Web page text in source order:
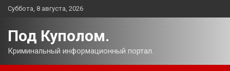
Перейти
Суббота, 8 августа, 2026
Под Куполом.
Криминальный информационный портал.